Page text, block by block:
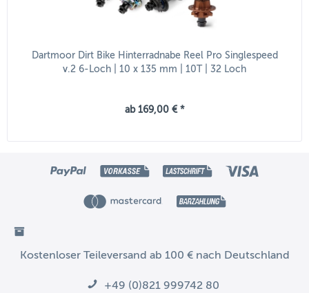
Dartmoor Dirt Bike Hinterradnabe Reel Pro Singlespeed
v.2 6-Loch | 10 x 135 mm | 10T | 32 Loch
ab 169,00 € *
Kostenloser Teileversand ab 100 € nach Deutschland
+49 (0)821 999742 80